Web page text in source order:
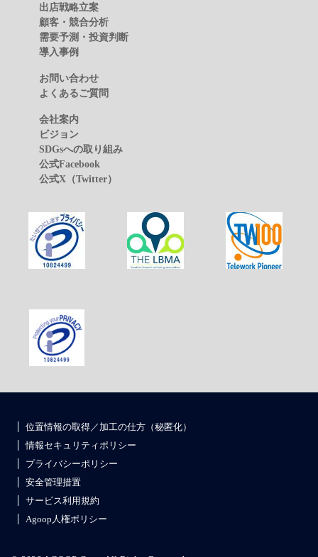
出店戦略立案
顧客・競合分析
需要予測・投資判断
導入事例
お問い合わせ
よくあるご質問
会社案内
ビジョン
SDGsへの取り組み
公式Facebook
公式X（Twitter）
位置情報の取得／加工の仕方（秘匿化）
情報セキュリティポリシー
プライバシーポリシー
安全管理措置
サービス利用規約
Agoop人権ポリシー